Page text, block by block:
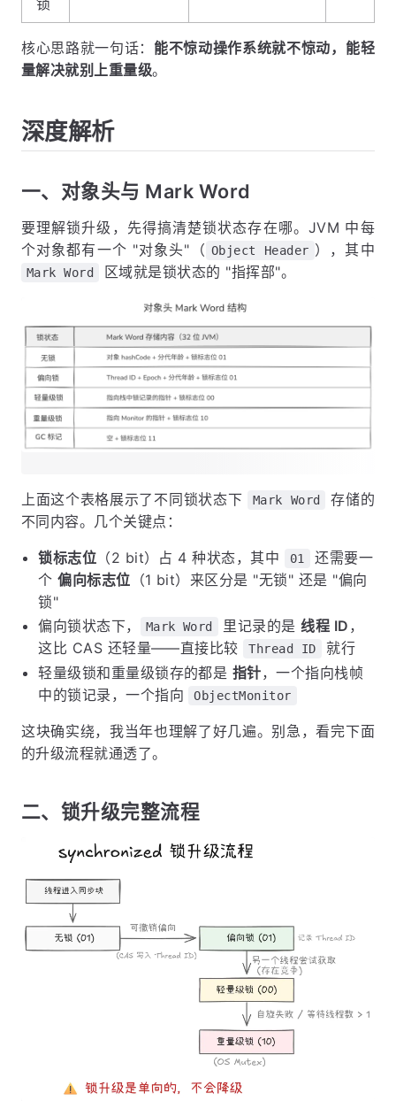
锁
核心思路就一句话： 能不惊动操作系统就不惊动，能轻
量解决就别上重量级。
深度解析
一、对象头与 Mark Word
要理解锁升级，先得搞清楚锁状态存在哪。JVM 中每
个对象都有一个 "对象头"（ Object Header ），其中
Mark Word 区域就是锁状态的 "指挥部"。
上面这个表格展示了不同锁状态下 Mark Word
存储的
不同内容。几个关键点：
锁标志位 （2 bit）占 4 种状态，其中 01
还需要一
个偏向标志位 （1 bit）来区分是 "无锁" 还是 "偏向
锁"
偏向锁状态下，
Mark Word 里记录的是线程 ID ，
这比 CAS 还轻量——直接比较
Thread ID
就行
轻量级锁和重量级锁存的都是 指针，一个指向栈帧
中的锁记录，一个指向
ObjectMonitor
这块确实绕，我当年也理解了好几遍。别急，看完下面
的升级流程就通透了。
二、锁升级完整流程